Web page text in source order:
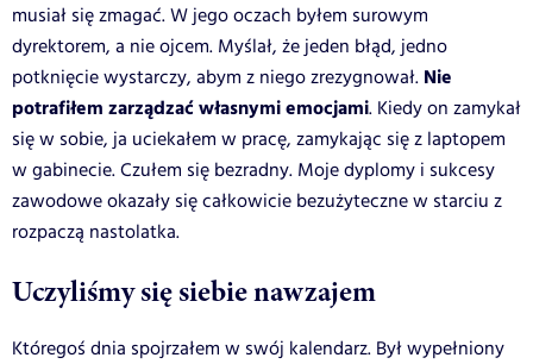
musiał się zmagać. W jego oczach byłem surowym
dyrektorem, a nie ojcem. Myślał, że jeden błąd, jedno
potknięcie wystarczy, abym z niego zrezygnował. Nie
potrafiłem zarządzać własnymi emocjami. Kiedy on zamykał
się w sobie, ja uciekałem w pracę, zamykając się z laptopem
w gabinecie. Czułem się bezradny. Moje dyplomy i sukcesy
zawodowe okazały się całkowicie bezużyteczne w starciu z
rozpaczą nastolatka.
Uczyliśmy się siebie nawzajem
Któregoś dnia spojrzałem w swój kalendarz. Był wypełniony